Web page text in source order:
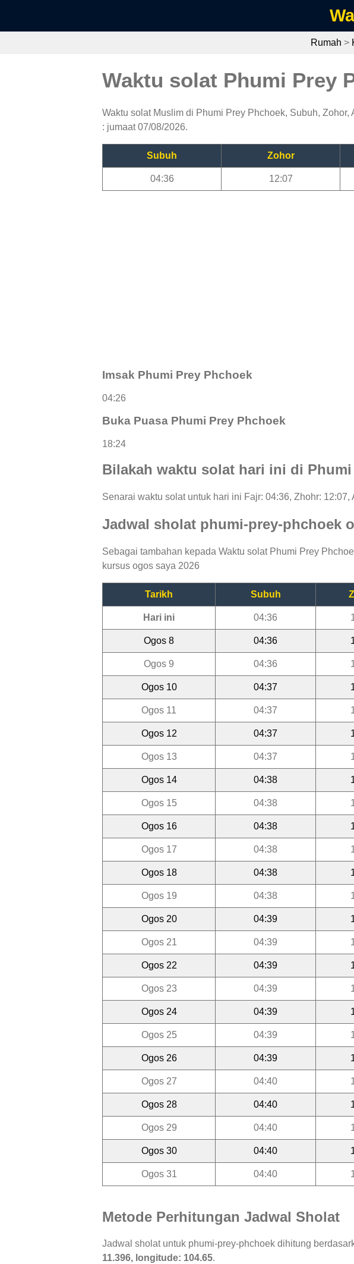
Rumah >
Waktu solat Phumi Prey
Waktu solat Muslim di Phumi Prey Phchoek, Subuh,
: jumaat 07/08/2026.
Subuh Zohor
04:36 12:07
Imsak Phumi Prey Phchoek
04:26
Buka Puasa Phumi Prey Phchoek
18:24
Bilakah waktu solat hari ini di
Senarai waktu solat untuk hari ini Fajr: 04:36, Zhohr:
Jadwal sholat phumi-prey-phchoek
Sebagai tambahan kepada Waktu solat Phumi Prey
kursus ogos saya 2026
Tarikh Subuh
Hari ini 04:36
Ogos 8 04:36
Ogos 9 04:36
Ogos 10 04:37
Ogos 11 04:37
Ogos 12 04:37
Ogos 13 04:37
Ogos 14 04:38
Ogos 15 04:38
Ogos 16 04:38
Ogos 17 04:38
Ogos 18 04:38
Ogos 19 04:38
Ogos 20 04:39
Ogos 21 04:39
Ogos 22 04:39
Ogos 23 04:39
Ogos 24 04:39
Ogos 25 04:39
Ogos 26 04:39
Ogos 27 04:40
Ogos 28 04:40
Ogos 29 04:40
Ogos 30 04:40
Ogos 31 04:40
Metode Perhitungan Jadwal Sholat
Jadwal sholat untuk phumi-prey-phchoek dihitung
11.396, longitude: 104.65.